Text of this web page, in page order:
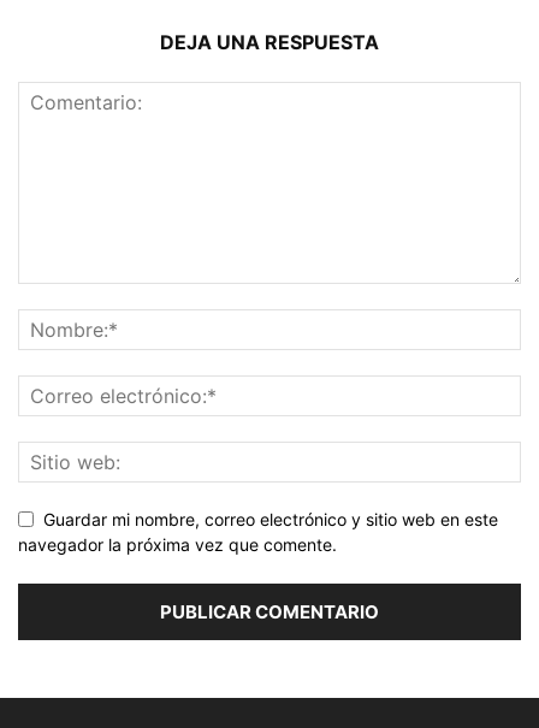
DEJA UNA RESPUESTA
Guardar mi nombre, correo electrónico y sitio web en este
navegador la próxima vez que comente.